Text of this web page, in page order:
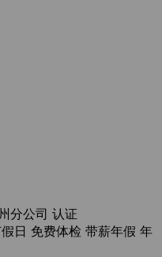
分公司 认证
日 免费体检 带薪年假 年